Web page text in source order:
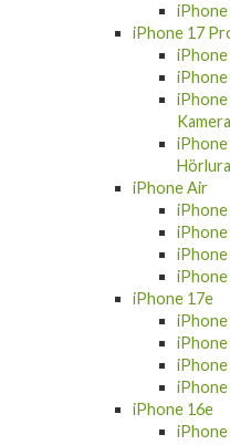
iPhone 17
iPhone
iPhone
iPhone
iPhone
iPhone Air
iPhone
iPhone
iPhone
iPhone
iPhone 17e
iPhone
iPhone
iPhone
iPhone
iPhone 16e
iPhone
iPhone